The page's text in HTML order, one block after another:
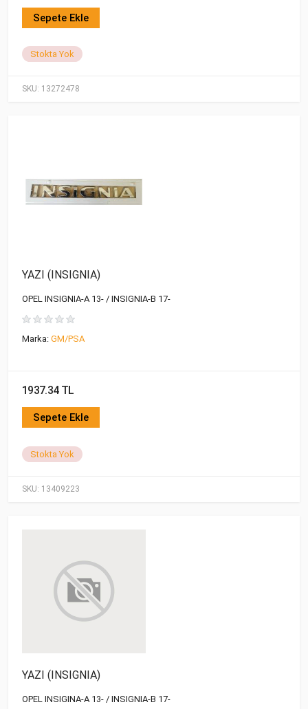
SKU: 13272478
Sepete Ekle
Stokta Yok
SKU: 13409223
YAZI (INSIGNIA)
OPEL INSIGNIA-A 13- / INSIGNIA-B 17-
Marka: GM/PSA
1937.34 TL
Sepete Ekle
Stokta Yok
YAZI (INSIGNIA)
OPEL INSIGINA-A 13- / INSIGNIA-B 17-